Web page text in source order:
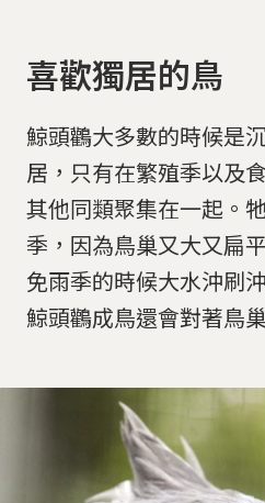
喜歡獨居的鳥
鯨頭鸛大多數的時候是
居，只有在繁殖季以及
其他同類聚集在一起。
季，因為鳥巢又大又扁
免雨季的時候大水沖刷
鯨頭鸛成鳥還會對著鳥